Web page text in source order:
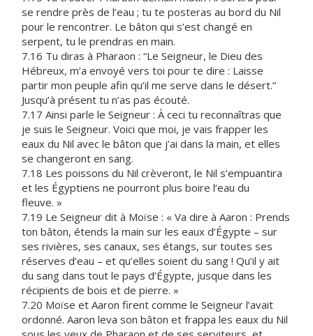
se rendre près de l’eau ; tu te posteras au bord du Nil
pour le rencontrer. Le bâton qui s’est changé en
serpent, tu le prendras en main.
7.16 Tu diras à Pharaon : “Le Seigneur, le Dieu des
Hébreux, m’a envoyé vers toi pour te dire : Laisse
partir mon peuple afin qu’il me serve dans le désert.”
Jusqu’à présent tu n’as pas écouté.
7.17 Ainsi parle le Seigneur : À ceci tu reconnaîtras que
je suis le Seigneur. Voici que moi, je vais frapper les
eaux du Nil avec le bâton que j’ai dans la main, et elles
se changeront en sang.
7.18 Les poissons du Nil crèveront, le Nil s’empuantira
et les Égyptiens ne pourront plus boire l’eau du
fleuve. »
7.19 Le Seigneur dit à Moïse : « Va dire à Aaron : Prends
ton bâton, étends la main sur les eaux d’Égypte – sur
ses rivières, ses canaux, ses étangs, sur toutes ses
réserves d’eau – et qu’elles soient du sang ! Qu’il y ait
du sang dans tout le pays d’Égypte, jusque dans les
récipients de bois et de pierre. »
7.20 Moïse et Aaron firent comme le Seigneur l’avait
ordonné. Aaron leva son bâton et frappa les eaux du Nil